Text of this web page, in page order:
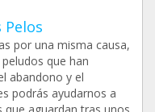
por una misma causa,
que han
abandono y el
podrás ayudarnos a